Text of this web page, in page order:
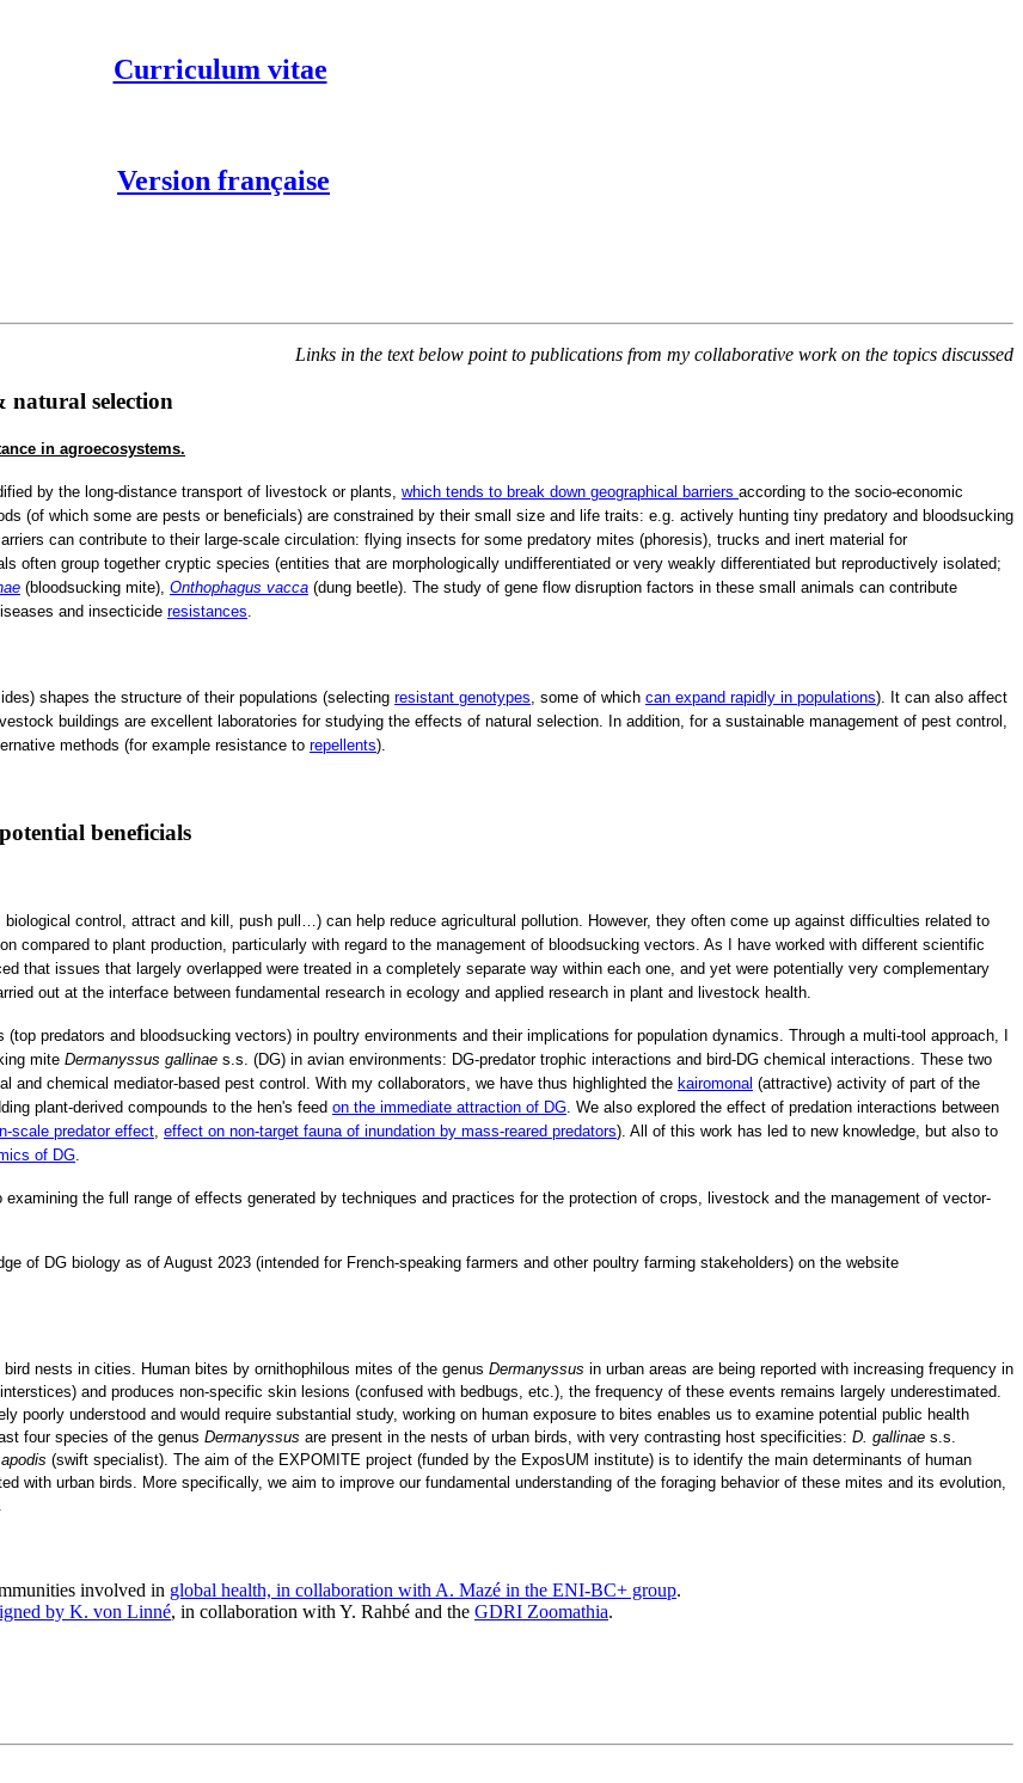
Curriculum vitae
Version française
Links in the text below point to publications from my collaborative work on the topics discussed
natural selection
in agroecosystems.
by the long-distance transport of livestock or plants, which tends to break down geographical barriers according to the socio-economic
(of which some are pests or beneficials) are constrained by their small size and life traits: e.g. actively hunting tiny predatory and bloodsucking
can contribute to their large-scale circulation: flying insects for some predatory mites (phoresis), trucks and inert material for
often group together cryptic species (entities that are morphologically undifferentiated or very weakly differentiated but reproductively isolated;
(bloodsucking mite), Onthophagus vacca (dung beetle). The study of gene flow disruption factors in these small animals can contribute
and insecticide resistances
shapes the structure of their populations (selecting resistant genotypes , some of which can expand rapidly in populations). It can also affect
buildings are excellent laboratories for studying the effects of natural selection. In addition, for a sustainable management of pest control,
methods (for example resistance to repellents).
beneficials
control, attract and kill, push pull…) can help reduce agricultural pollution. However, they often come up against difficulties related to
compared to plant production, particularly with regard to the management of bloodsucking vectors. As I have worked with different scientific
that issues that largely overlapped were treated in a completely separate way within each one, and yet were potentially very complementary
out at the interface between fundamental research in ecology and applied research in plant and livestock health.
predators and bloodsucking vectors) in poultry environments and their implications for population dynamics. Through a multi-tool approach,
mite Dermanyssus gallinae s.s. (DG) in avian environments: DG-predator trophic interactions and bird-DG chemical interactions. These two
chemical mediator-based pest control. With my collaborators, we have thus highlighted the kairomonal (attractive) activity of part of the
plant-derived compounds to the hen's feed on the immediate attraction of DG. We also explored the effect of predation interactions between
scale predator effect, effect on non-target fauna of inundation by mass-reared predators). All of this work has led to new knowledge, but also to
of DG.
examining the full range of effects generated by techniques and practices for the protection of crops, livestock and the management of vector-
of DG biology as of August 2023 (intended for French-speaking farmers and other poultry farming stakeholders) on the website
nests in cities. Human bites by ornithophilous mites of the genus Dermanyssus in urban areas are being reported with increasing frequency in
and produces non-specific skin lesions (confused with bedbugs, etc.), the frequency of these events remains largely underestimated.
poorly understood and would require substantial study, working on human exposure to bites enables us to examine potential public health
four species of the genus Dermanyssus are present in the nests of urban birds, with very contrasting host specificities: D. gallinae s.s.
(swift specialist). The aim of the EXPOMITE project (funded by the ExposUM institute) is to identify the main determinants of human
with urban birds. More specifically, we aim to improve our fundamental understanding of the foraging behavior of these mites and its evolution,
involved in global health, in collaboration with A. Mazé in the ENI-BC+ group.
by K. von Linné, in collaboration with Y. Rahbé and the GDRI Zoomathia.